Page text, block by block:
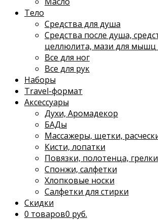
Тело
Средства для душа
Средства после душа,
целлюлита, мази для мышц
Все для ног
Все для рук
Наборы
Travel-формат
Аксессуары
Духи, Аромадекор
БАДы
Массажеры, щетки,
Кисти, лопатки
Повязки, полотенца, грелки
Спонжи, салфетки
Хлопковые носки
Салфетки для стирки
Скидки
0 товаров0 руб.